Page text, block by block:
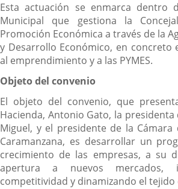
Esta actuación se enmarca dentro
Municipal que gestiona la
Promoción Económica a través de la
y Desarrollo Económico, en concreto
al emprendimiento y a las PYMES.
Objeto del convenio
El objeto del convenio, que
Hacienda, Antonio Gato, la presidenta
Miguel, y el presidente de la Cámara
Caramanzana, es desarrollar un
crecimiento de las empresas, a su
apertura a nuevos mercados,
competitividad y dinamizando el